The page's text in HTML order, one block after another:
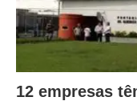
12 empresas